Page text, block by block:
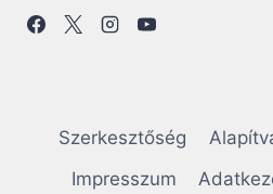
Szerkesztőség
Impresszum